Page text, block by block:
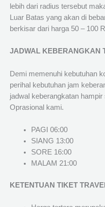
lebih dari radius tersebut
Luar Batas yang akan di
berkisar dari harga 50 – 100
JADWAL KEBERANGKAN
Demi memenuhi kebutuhan
perihal kebutuhan jam
jadwal keberangkatan
Oprasional kami.
PAGI 06:00
SIANG 13:00
SORE 16:00
MALAM 21:00
KETENTUAN TIKET